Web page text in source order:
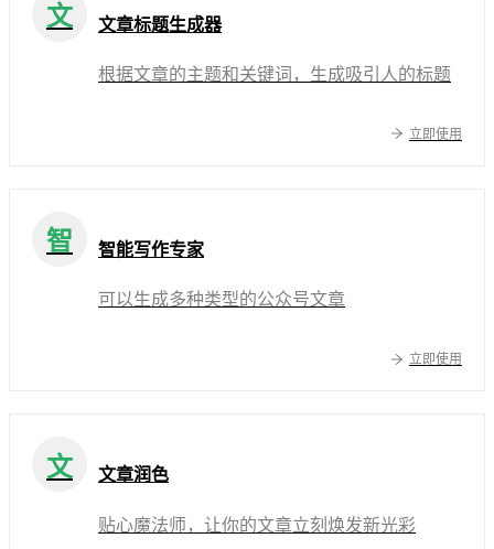
文 文章标题生成器
根据文章的主题和关键词，生成吸引人的标题
立即使用
智 智能写作专家
可以生成多种类型的公众号文章
立即使用
文 文章润色
贴心魔法师，让你的文章立刻焕发新光彩